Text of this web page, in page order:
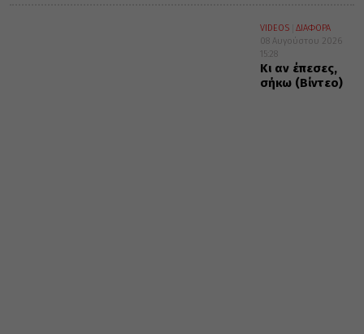
VIDEOS
ΔΙΑΦΟΡΑ
08 Αυγούστου 2026
15:28
Κι αν έπεσες,
σήκω (Βίντεο)